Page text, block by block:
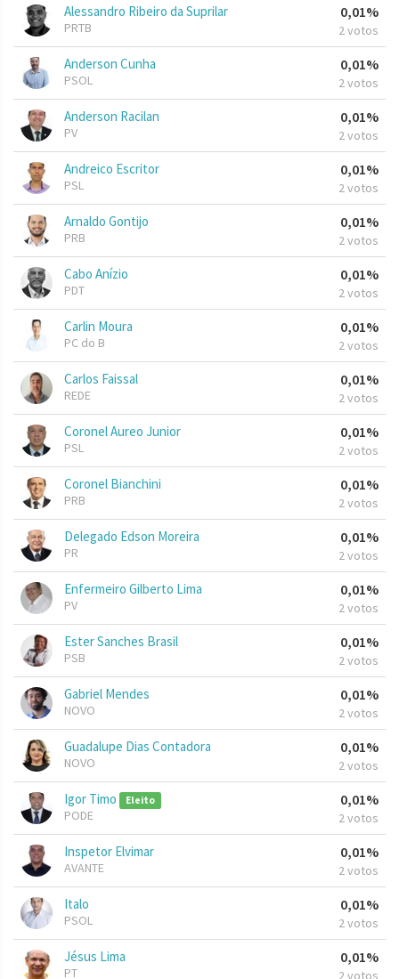
Alessandro Ribeiro da Suprilar
PRTB
0,01%
2 votos
Anderson Cunha
PSOL
0,01%
2 votos
Anderson Racilan
PV
0,01%
2 votos
Andreico Escritor
PSL
0,01%
2 votos
Arnaldo Gontijo
PRB
0,01%
2 votos
Cabo Anízio
PDT
0,01%
2 votos
Carlin Moura
PC do B
0,01%
2 votos
Carlos Faissal
REDE
0,01%
2 votos
Coronel Aureo Junior
PSL
0,01%
2 votos
Coronel Bianchini
PRB
0,01%
2 votos
Delegado Edson Moreira
PR
0,01%
2 votos
Enfermeiro Gilberto Lima
PV
0,01%
2 votos
Ester Sanches Brasil
PSB
0,01%
2 votos
Gabriel Mendes
NOVO
0,01%
2 votos
Guadalupe Dias Contadora
NOVO
0,01%
2 votos
Igor Timo Eleito
PODE
0,01%
2 votos
Inspetor Elvimar
AVANTE
0,01%
2 votos
Italo
PSOL
0,01%
2 votos
Jésus Lima
PT
0,01%
2 votos